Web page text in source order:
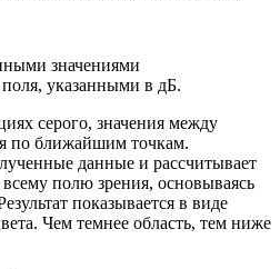
значениями
поля, указанными в дБ.
серого, значения между
по ближайшим точкам.
данные и рассчитывает
полю зрения, основываясь
показывается в виде
Чем темнее область, тем ниже